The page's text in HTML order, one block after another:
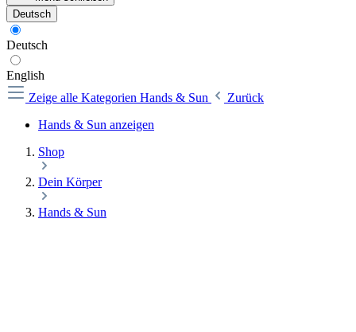
Deutsch
Deutsch
English
Zeige alle Kategorien Hands & Sun
Zurück
Hands & Sun anzeigen
Shop
Dein Körper
Hands & Sun